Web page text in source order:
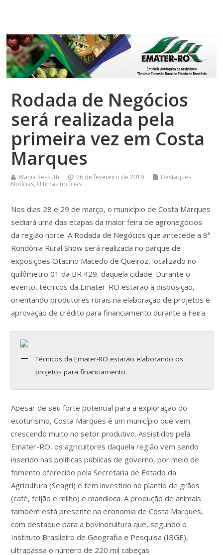
Rodada de Negócios
será realizada pela
primeira vez em Costa
Marques
Wania Ressutti 26 de fevereiro de 2019 Destaques,
Notícias, Ultimas notícias
Nos dias 28 e 29 de março, o município de Costa Marques
sediará uma das etapas da maior feira de agronegócios
da região norte. A Rodada de Negócios que antecede a 8ª
Rondônia Rural Show será realizada no parque de
exposições Otacino Macedo de Queiroz, localizado no
quilômetro 01 da BR 429, daquela cidade. Durante o
evento, técnicos da Emater-RO estarão à disposição,
orientando produtores rurais na elaboração de projetos e
aprovação de crédito para financiamento durante a Feira.
Técnicos da Emater-RO estarão elaborando os
projetos para financiamento.
Apesar de seu forte potencial para a exploração do
ecoturismo, Costa Marques é um município que vem
crescendo muito no setor produtivo. Assistidos pela
Emater-RO, os agricultores daquela região vem sendo
inserido nas políticas públicas de governo, por meio de
fomento oferecido pela Secretaria de Estado da
Agricultura (Seagri) e tem investido no plantio de grãos
(café, feijão e milho) e mandioca. A produção de animais
também está presente na economia de Costa Marques,
com destaque para a bovinocultura que, segundo o
Instituto Brasileiro de Geografia e Pesquisa (IBGE),
ultrapassa o número de 220 mil cabeças.